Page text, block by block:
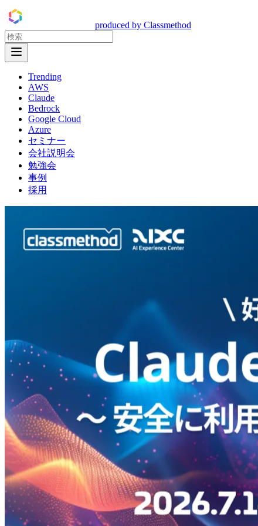
produced by Classmethod
Trending
AWS
Claude
Bedrock
Google Cloud
Azure
セミナー
会社説明会
勉強会
事例
採用